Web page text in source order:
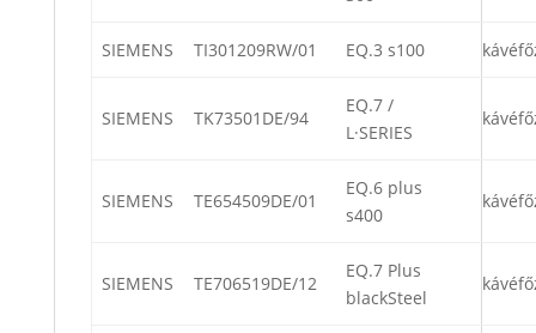
SIEMENS TI301209RW/01 EQ.3 s100
SIEMENS TK73501DE/94
EQ.7 /
L·SERIES
SIEMENS TE654509DE/01
EQ.6 plus
s400
SIEMENS TE706519DE/12
EQ.7 Plus
blackSteel